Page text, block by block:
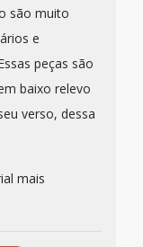
são muito
e
peças são
baixo relevo
verso, dessa
mais